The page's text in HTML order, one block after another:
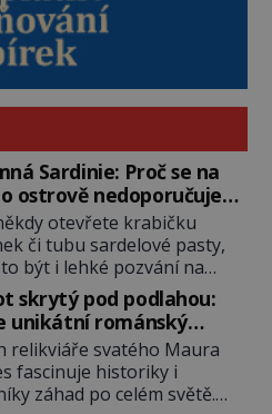
Sardinie: Proč se na
ostrově nedoporučuje
„mořské brambory“?
otevřete krabičku
či tubu sardelové pasty,
být i lehké pozvání na
srdce Středozemního
na ostrov hrdých Sardů.
jste, že to byl právě italský
Sardinie, jenž těmto
moře propůjčil své
Co dalšího je pro Sardinii
skrytý pod podlahou:
unikátní románský
dostal do zapadlého
relikviáře svatého Maura
fascinuje historiky i
záhad po celém světě.